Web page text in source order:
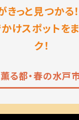
っと見つかる
かけスポットを
ク！
る都・春の水戸